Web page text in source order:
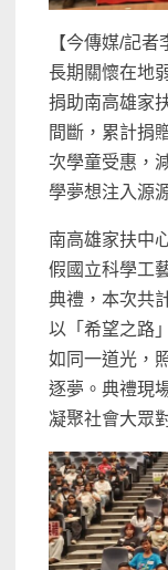
【今傳媒/記
長期關懷在地
捐助南高雄家
間斷，累計捐
次學童受惠，
學夢想注入源
南高雄家扶中
假國立科學工
典禮，本次共
以「希望之路
如同一道光，
逐夢。典禮現
凝聚社會大眾